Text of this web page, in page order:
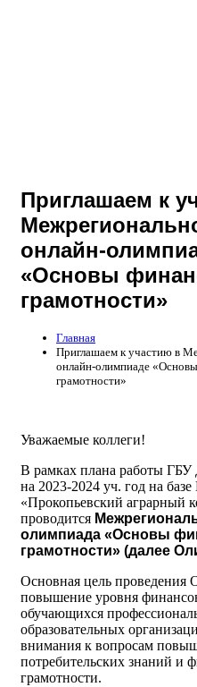
Приглашаем к
онлайн-
«Основы
грамотности»
Главная
Приглашаем к участию в
онлайн-олимпиаде
грамотности»
Уважаемые коллеги!
В рамках плана работы
на 2023-2024 уч. год на
«Прокопьевский аграрный
проводится
олимпиада «Основы
грамотности» (далее
Основная цель проведения
повышение уровня
обучающихся
образовательных
внимания к вопросам
потребительских знаний и
грамотности.